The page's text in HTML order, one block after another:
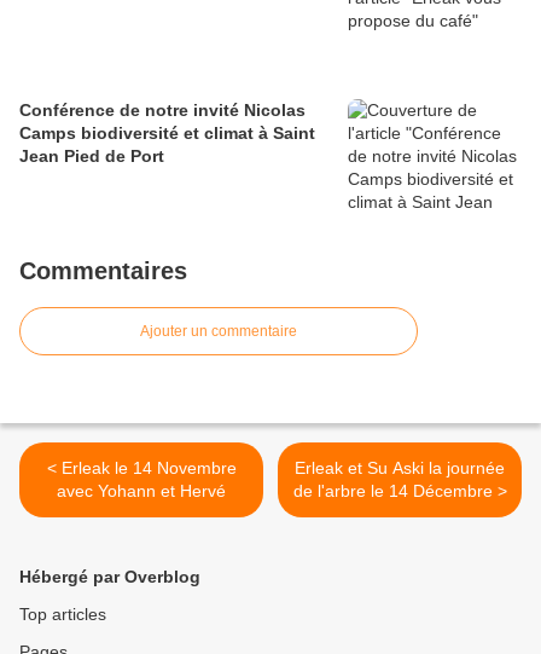
Conférence de notre invité Nicolas
Camps biodiversité et climat à Saint
Jean Pied de Port
Commentaires
Ajouter un commentaire
< Erleak le 14 Novembre
avec Yohann et Hervé
Erleak et Su Aski la journée
de l'arbre le 14 Décembre >
Hébergé par Overblog
Top articles